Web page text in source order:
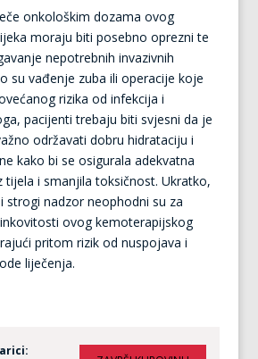
onkološkim dozama ovog
moraju biti posebno oprezni te
nepotrebnih invazivnih
su vađenje zuba ili operacije koje
rizika od infekcija i
pacijenti trebaju biti svjesni da je
održavati dobru hidrataciju i
kako bi se osigurala adekvatna
tijela i smanjila toksičnost. Ukratko,
strogi nadzor neophodni su za
ovog kemoterapijskog
pritom rizik od nuspojava i
liječenja.